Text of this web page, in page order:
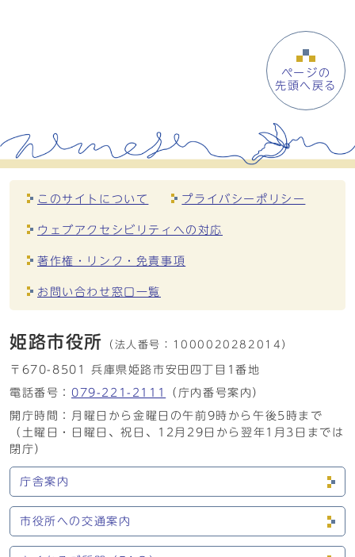
ページの
先頭へ戻る
このサイトについて プライバシーポリシー
ウェブアクセシビリティへの対応
著作権・リンク・免責事項
お問い合わせ窓口一覧
姫路市役所 （法人番号： 1000020282014）
〒670-8501 兵庫県姫路市安田四丁目1番地
電話番号： 079-221-2111
（庁内番号案内）
開庁時間：月曜日から金曜日の午前9時から午後5時まで
（土曜日・日曜日、祝日、12月29日から翌年1月3日までは
閉庁）
庁舎案内
市役所への交通案内